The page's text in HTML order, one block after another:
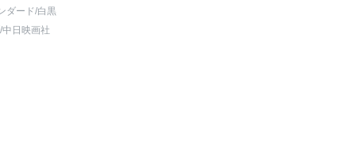
ダード/白黒
日映画社